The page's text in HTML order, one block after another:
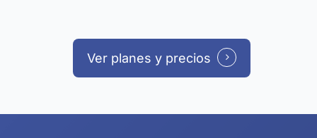
Ver planes y precios